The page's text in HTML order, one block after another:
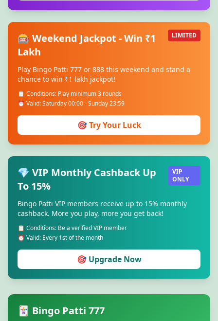
🎰 Weekend Jackpot - Win ₹1
Lakh
LIMITED
Play Bingo Patti 777 or 888 this weekend and stand a
chance to win ₹1 lakh jackpot!
📋 Conditions: Play minimum 3 rounds
⏰ Valid: Saturday 00:00 - Sunday 23:59
🎯 Try Your Luck
💎 VIP Monthly Cashback Up
To 15%
VIP
ONLY
Bingo Patti VIP members receive up to 15% monthly
cashback. More you play, more you get back!
📋 Conditions: Be a verified VIP member
⏰ Valid: Every 1st of the month
🎯 Upgrade Now
🃏 Bingo Patti 777